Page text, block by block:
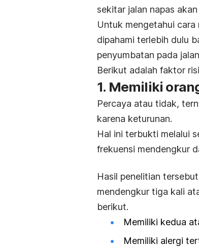
sekitar jalan napas
Untuk mengetahui
dipahami terlebih dulu
penyumbatan pada
Berikut adalah faktor
1. Memiliki
Percaya atau tidak,
karena keturunan.
Hal ini terbukti melalui
frekuensi mendengkur
Hasil penelitian
mendengkur tiga kali
berikut.
Memiliki kedua
Memiliki alergi